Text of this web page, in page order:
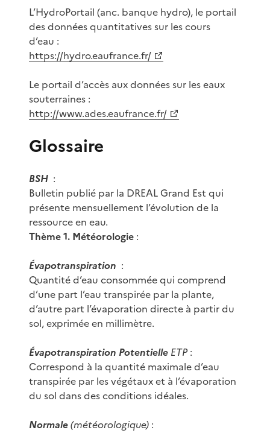
L’HydroPortail (anc. banque hydro), le portail
des données quantitatives sur les cours
d’eau :
https://hydro.eaufrance.fr/
Le portail d’accès aux données sur les eaux
souterraines :
http://www.ades.eaufrance.fr/
Glossaire
BSH :
Bulletin publié par la DREAL Grand Est qui
présente mensuellement l’évolution de la
ressource en eau.
Thème 1. Météorologie :
Évapotranspiration :
Quantité d’eau consommée qui comprend
d’une part l’eau transpirée par la plante,
d’autre part l’évaporation directe à partir du
sol, exprimée en millimètre.
Évapotranspiration Potentielle ETP:
Correspond à la quantité maximale d’eau
transpirée par les végétaux et à l’évaporation
du sol dans des conditions idéales.
Normale(météorologique) :